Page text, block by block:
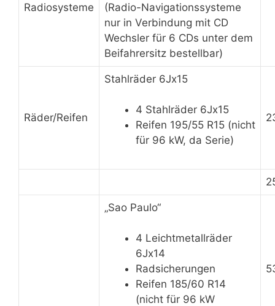
Radiosysteme
(Radio-Navigationssysteme
nur in Verbindung mit CD
Wechsler für 6 CDs unter dem
Beifahrersitz bestellbar)
Räder/Reifen
Stahlräder 6Jx15
4 Stahlräder 6Jx15
Reifen 195/55 R15 (nicht
für 96 kW, da Serie)
„Sao Paulo“
4 Leichtmetallräder
6Jx14
Radsicherungen
Reifen 185/60 R14
(nicht für 96 kW